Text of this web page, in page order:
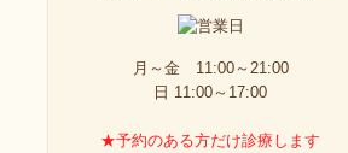
月～金 11:00～21:00
日 11:00～17:00
★予約のある方だけ診療します